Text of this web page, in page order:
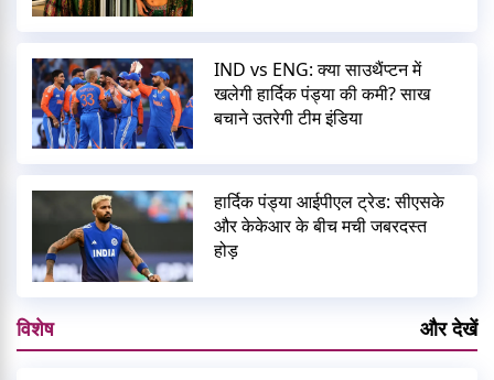
IND vs ENG: क्या साउथैंप्टन में
खलेगी हार्दिक पंड्या की कमी? साख
बचाने उतरेगी टीम इंडिया
हार्दिक पंड्या आईपीएल ट्रेड: सीएसके
और केकेआर के बीच मची जबरदस्त
होड़
विशेष और देखें